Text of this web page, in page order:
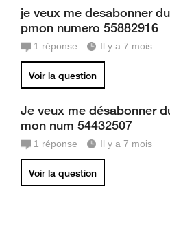
je veux me desabonner
pmon numero 55882916
1 réponse Il y a 7 mois
Voir la question
Je veux me désabonner
mon num 54432507
1 réponse Il y a 7 mois
Voir la question